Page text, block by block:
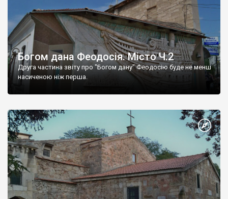
Богом дана Феодосія. Місто Ч.2
Друга частина звіту про "Богом дану" Феодосію буде не менш
насиченою ніж перша.